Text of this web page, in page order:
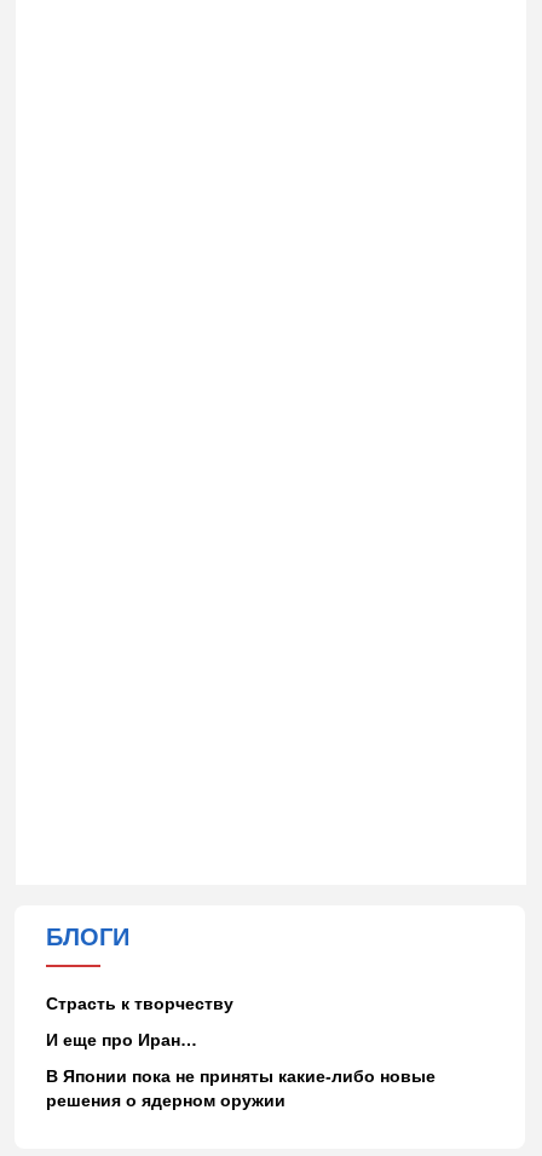
БЛОГИ
Страсть к творчеству
И еще про Иран…
В Японии пока не приняты какие-либо новые
решения о ядерном оружии